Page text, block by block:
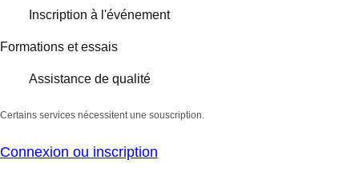
Inscription à l'événement
Formations et essais
Assistance de qualité
Certains services nécessitent une souscription.
Connexion ou inscription